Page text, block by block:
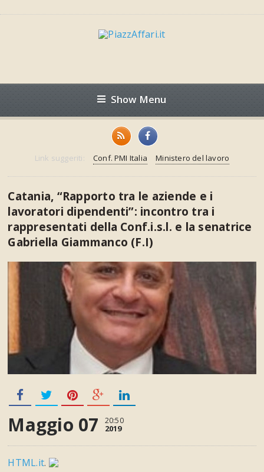
Show Menu
Link suggeriti: Conf. PMI Italia Ministero del lavoro
Catania, “Rapporto tra le aziende e i
lavoratori dipendenti”: incontro tra i
rappresentati della Conf.i.s.l. e la senatrice
Gabriella Giammanco (F.I)
Maggio 07 20:50
2019
HTML.it.